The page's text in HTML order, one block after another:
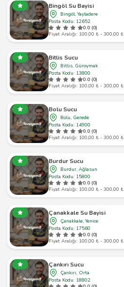
Bingöl Su Bayisi
Bingöl, Yayladere
Posta Kodu: 12652
0.0 (0)
Fiyat Aralığı: 100,00 ₺ - 300,00 ₺
Bitlis Sucu
Bitlis, Güroymak
Posta Kodu: 13800
0.0 (0)
Fiyat Aralığı: 100,00 ₺ - 300,00 ₺
Bolu Sucu
Bolu, Gerede
Posta Kodu: 14900
0.0 (0)
Fiyat Aralığı: 100,00 ₺ - 300,00 ₺
Burdur Sucu
Burdur, Ağlasun
Posta Kodu: 15800
0.0 (0)
Fiyat Aralığı: 100,00 ₺ - 300,00 ₺
Çanakkale Su Bayisi
Çanakkale, Yenice
Posta Kodu: 17560
0.0 (0)
Fiyat Aralığı: 100,00 ₺ - 300,00 ₺
Çankırı Sucu
Çankırı, Orta
Posta Kodu: 18802